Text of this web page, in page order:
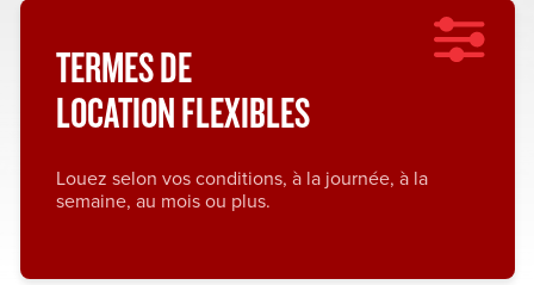
TERMES DE
LOCATION FLEXIBLES
Louez selon vos conditions, à la journée, à la
semaine, au mois ou plus.